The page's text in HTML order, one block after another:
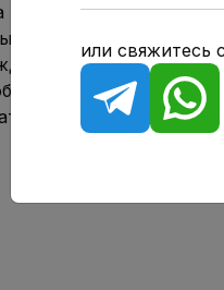
может вызывать
пользователей, из-за
чем
изучить
или